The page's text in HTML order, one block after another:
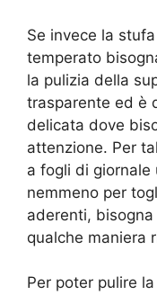
Se invece la
temperato
la pulizia della
trasparente ed è
delicata dove
attenzione. Per
a fogli di giornale
nemmeno per
aderenti,
qualche maniera
Per poter pulire